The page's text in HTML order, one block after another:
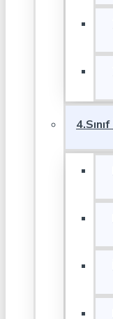
4.Sınıf